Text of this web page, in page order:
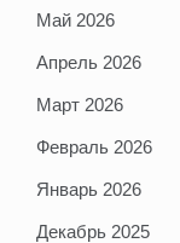
Май 2026
Апрель 2026
Март 2026
Февраль 2026
Январь 2026
Декабрь 2025